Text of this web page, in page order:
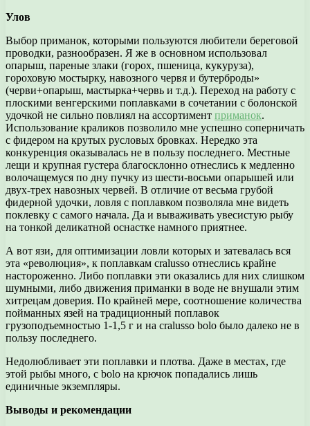
Улов
Выбор приманок, которыми пользуются любители береговой
проводки, разнообразен. Я же в основном использовал
опарыш, пареные злаки (горох, пшеница, кукуруза),
гороховую мостырку, навозного червя и бутерброды»
(черви+опарыш, мастырка+червь и т.д.). Переход на работу с
плоскими венгерскими поплавками в сочетании с болонской
удочкой не сильно повлиял на ассортимент приманок.
Использование краликов позволило мне успешно соперничать
с фидером на крутых русловых бровках. Нередко эта
конкуренция оказывалась не в пользу последнего. Местные
лещи и крупная густера благосклонно отнеслись к медленно
волочащемуся по дну пучку из шести-восьми опарышей или
двух-трех навозных червей. В отличие от весьма грубой
фидерной удочки, ловля с поплавком позволяла мне видеть
поклевку с самого начала. Да и вываживать увесистую рыбу
на тонкой деликатной оснастке намного приятнее.
А вот язи, для оптимизации ловли которых и затевалась вся
эта «революция», к поплавкам cralusso отнеслись крайне
настороженно. Либо поплавки эти оказались для них слишком
шумными, либо движения приманки в воде не внушали этим
хитрецам доверия. По крайней мере, соотношение количества
пойманных язей на традиционный поплавок
грузоподъемностью 1-1,5 г и на cralusso bolo было далеко не в
пользу последнего.
Недолюбливает эти поплавки и плотва. Даже в местах, где
этой рыбы много, с bolo на крючок попадались лишь
единичные экземпляры.
Выводы и рекомендации